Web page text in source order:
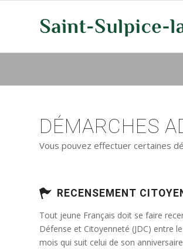
DÉMARCHES
Vous pouvez effectuer certaines
RECENSEMENT
Tout jeune Français doit se faire
Défense et Citoyenneté (JDC) entre
mois qui suit celui de son